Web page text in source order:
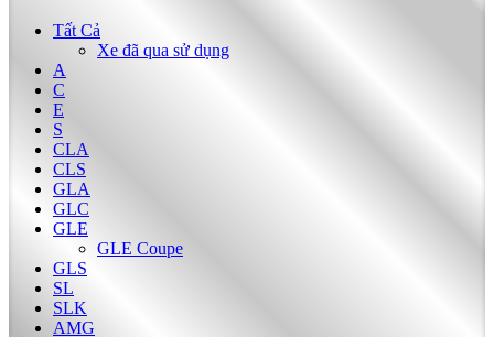
Tất Cả
Xe đã qua sử dụng
A
C
E
S
CLA
CLS
GLA
GLC
GLE
GLE Coupe
GLS
SL
SLK
AMG